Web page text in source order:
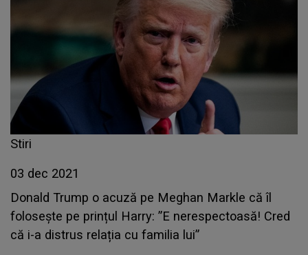
Stiri
03 dec 2021
Donald Trump o acuză pe Meghan Markle că îl
folosește pe prințul Harry: ”E nerespectoasă! Cred
că i-a distrus relația cu familia lui”